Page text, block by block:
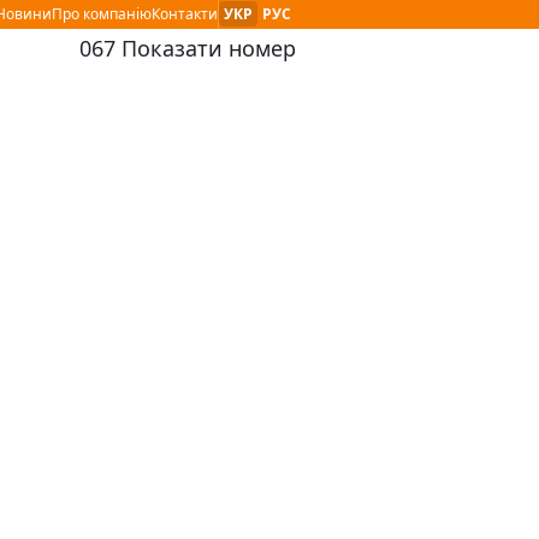
НовиниПро компаніюКонтактиМова сайту :
УКР РУС
контактный номер телефона:
067 Показати номер